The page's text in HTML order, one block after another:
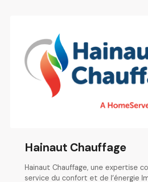
Hainaut Chauffage
Hainaut Chauffage, une expertise
service du confort et de l’énergie